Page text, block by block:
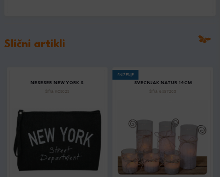
Slični artikli
NESESER NEW YORK S
Šifra: KOS02S
SNIŽENJE
SVECNJAK NATUR 14CM
Šifra: 6457200